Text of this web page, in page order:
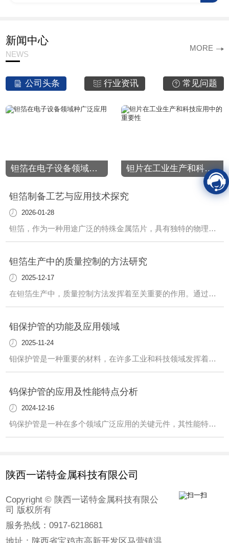
新闻中心
NEWS
MORE
公司头条 行业资讯 常见问题
钽箔在电子设备领域种广泛应用 钽片在工业生产和科技应用中的重要性
钽箔制备工艺与应用技术探究
2026-01-28
钽箔，作为一种用途广泛的特殊金属箔片，具有独特的物理和化学性质，被广泛应用于多个领域。其制备工艺和应用技术一直备受关注与探究。在钽箔的制备工艺中，精密的合金成分配比和高温熔炼工艺是至关重要的环节。通过精心设计的生产流程，可以获得均匀细致的箔片，..其优良的机械性能和化学稳定性。各种加工技术如轧制、拉拔等也发挥着关键作用
钽箔生产中的质量控制的方法研究
2025-12-17
在钽箔生产中，质量控制方法发挥着至关重要的作用。通过精心设计与实施一系列有效的质量控制措施，可以...终产品符合高标准的质量要求，满足客户的需求。首先，材料选择至关重要。我们严格把控原材料的质量，从源头上杜绝质量问题的发生。只有..的原材料才能生产出..的钽箔产品。其次，在生产过程中，我们采取严格的工艺流程控制措施，.
钼保护管的功能及应用领域
2025-11-24
钼保护管是一种重要的材料，在许多工业和科技领域发挥着关键作用。这种管道具有独特的性质，使其在各种环境中都能发挥作用。首先，钼保护管在高温环境下具有出色的耐热性。这使得它成为许多高温工艺中不可或缺的元件。不仅如此，它还具有优异的耐腐蚀性能，适用于许多腐蚀性介质的输送和处理。另外，钼保护管在半导体制造、光伏产业等领域也有广
钨保护管的应用及性能特点分析
2024-12-16
钨保护管是一种在多个领域广泛应用的关键元件，其性能特点值得我们深入了解。该保护管具有出色的耐高温性能，能够承受极端环境下的高温情况，..设备的正常运行。此外，钨保护管还具有优越的耐腐蚀性，能够在恶劣的化学环境中长时间稳定工作，延长设备的使用寿命。在工业领域，钨保护管被广泛用于炉温测量、真空炉、高温热处理等领域。其稳定可
陕西一诺特金属科技有限公司
Copyright © 陕西一诺特金属科技有限公
司 版权所有
服务热线：0917-6218681